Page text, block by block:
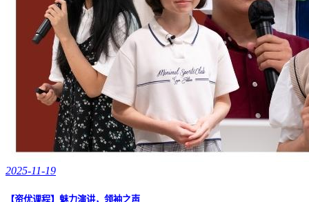
2025-11-19
【资优课程】魅力演讲，领袖之声